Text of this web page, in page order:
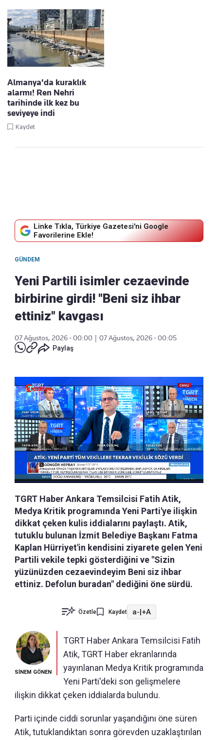
Almanya'da kuraklık
alarmı! Ren Nehri
tarihinde ilk kez bu
seviyeye indi
Kaydet
Linke Tıkla, Türkiye Gazetesi'ni Google
Favorilerine Ekle!
GÜNDEM
Yeni Partili isimler cezaevinde
birbirine girdi! "Beni siz ihbar
ettiniz" kavgası
07 Ağustos, 2026 - 00:00
07 Ağustos, 2026 - 00:05
Paylaş
TGRT Haber Ankara Temsilcisi Fatih Atik,
Medya Kritik programında Yeni Parti'ye ilişkin
dikkat çeken kulis iddialarını paylaştı. Atik,
tutuklu bulunan İzmit Belediye Başkanı Fatma
Kaplan Hürriyet'in kendisini ziyarete gelen Yeni
Partili vekile tepki gösterdiğini ve "Sizin
yüzünüzden cezaevindeyim Beni siz ihbar
ettiniz. Defolun buradan" dediğini öne sürdü.
Özetle Kaydet a-|+A
SİNEM GÖNEN
TGRT Haber Ankara Temsilcisi Fatih
Atik, TGRT Haber ekranlarında
yayınlanan Medya Kritik programında
Yeni Parti'deki son gelişmelere
ilişkin dikkat çeken iddialarda bulundu.
Parti içinde ciddi sorunlar yaşandığını öne süren
Atik, tutuklandıktan sonra görevden uzaklaştırılan